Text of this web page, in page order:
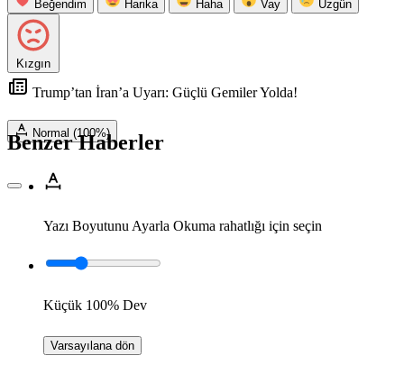
Beğendim Harika Haha Vay Üzgün
Kızgın
Trump’tan İran’a Uyarı: Güçlü Gemiler Yolda!
Normal (100%)
Yazı Boyutunu Ayarla Okuma rahatlığı için seçin
Küçük 100% Dev
Varsayılana dön
Benzer Haberler